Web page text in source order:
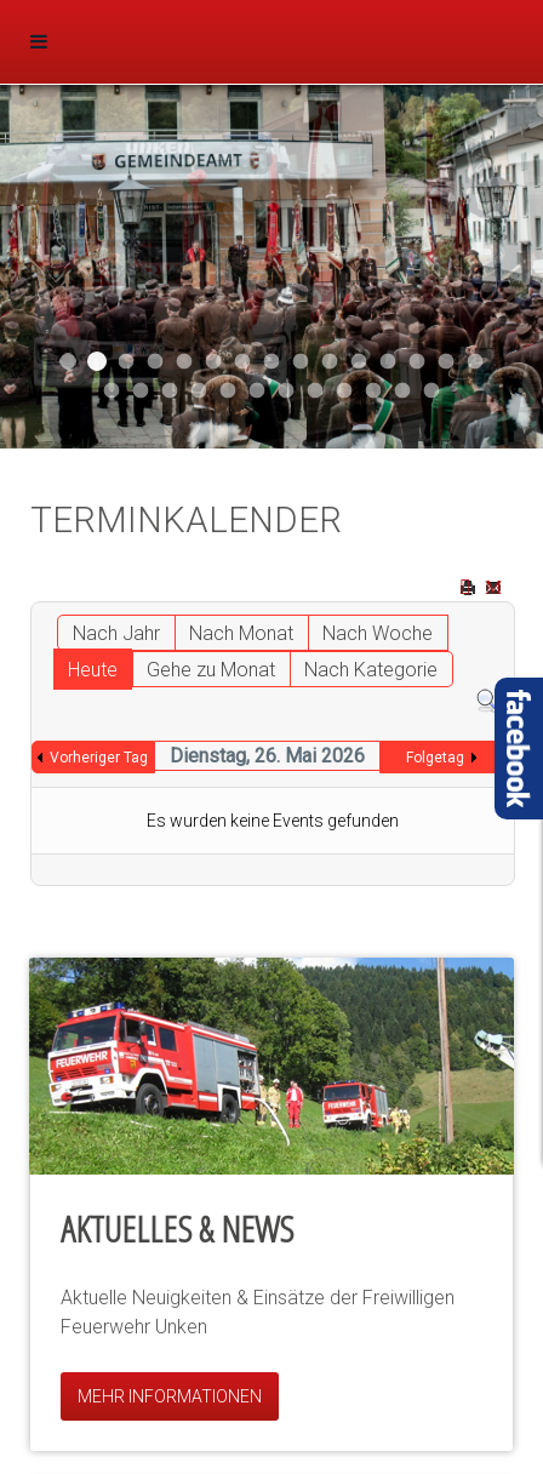
Aktuell 046
Aktuell 047
Start 011Aktuell 044
Aktuell 043
Aktuell 041
Aktuell 042
Aktuell 035
Aktuell 031
Aktuell 032
Aktuell 033
Aktuell 029
Aktuell 027
Aktuell 026
Start
Aktuell 024
Aktuell 019
Auto 010Start 010Start 002
Auto 002Auto 009Auto 006
Start 008Start 005Start 003Start 006
TERMINKALENDER
Nach Jahr Nach Monat
Nach Woche
Heute
Gehe zu Monat Nach Kategorie
Vorheriger Tag Dienstag, 26. Mai 2026 Folgetag
Es wurden keine Events gefunden
AKTUELLES & NEWS
Aktuelle Neuigkeiten & Einsätze der Freiwilligen
Feuerwehr Unken
MEHR INFORMATIONEN